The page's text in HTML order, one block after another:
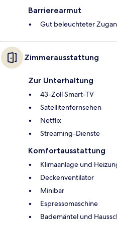
Barrierearmut
Gut beleuchteter
Zimmerausstattung
Zur Unterhaltung
43-Zoll Smart-TV
Satellitenfernsehen
Netflix
Streaming-Dienste
Komfortausstattung
Klimaanlage und
Deckenventilator
Minibar
Espressomaschine
Bademäntel und